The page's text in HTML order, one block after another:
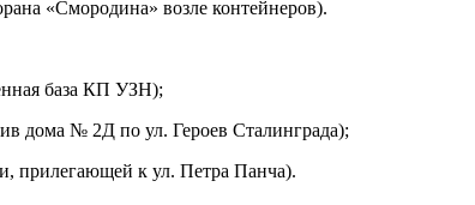
«Смородина» возле контейнеров).
база КП УЗН);
дома № 2Д по ул. Героев Сталинграда);
прилегающей к ул. Петра Панча).